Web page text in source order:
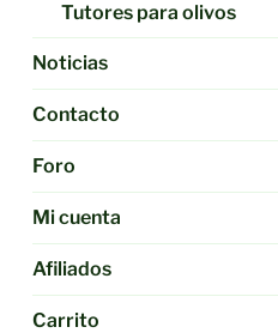
Tutores para olivos
Noticias
Contacto
Foro
Mi cuenta
Afiliados
Carrito